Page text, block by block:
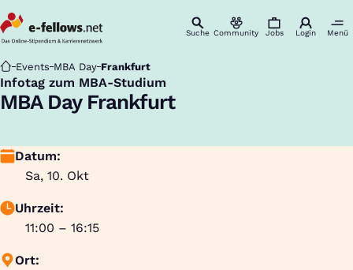
Suche Community Jobs Login Menü
Startseite
Events MBA Day Frankfurt
Infotag zum MBA-Studium
:
MBA Day Frankfurt
Datum:
Sa, 10. Okt
Uhrzeit:
11:00 – 16:15
Ort: